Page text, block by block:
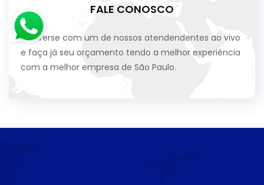
FALE CONOSCO
Converse com um de nossos atendendentes ao vivo
e faça já seu orçamento tendo a melhor experiência
com a melhor empresa de São Paulo.